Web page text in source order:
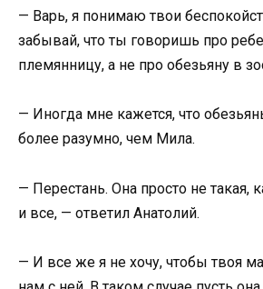
— Варь, я понимаю твои
забывай, что ты говоришь про
племянницу, а не про обезьяну в
— Иногда мне кажется, что
более разумно, чем Мила.
— Перестань. Она просто не такая,
и все, — ответил Анатолий.
— И все же я не хочу, чтобы твоя